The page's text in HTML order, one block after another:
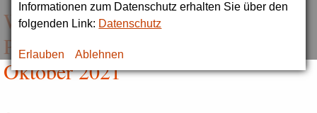
Informationen zum Datenschutz erhalten Sie über den
folgenden Link: Datenschutz
Erlauben Ablehnen
Wissenschaftskommunikation |
Positionspapier (Drs. 9367-21),
Oktober 2021